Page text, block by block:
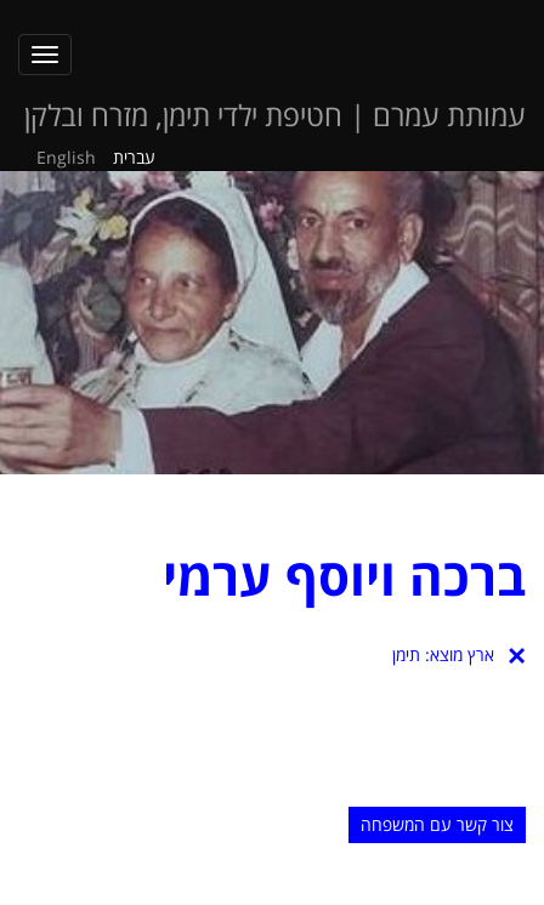
עמותת עמרם | חטיפת ילדי תימן, מזרח ובלקן
עברית English
ברכה ויוסף ערמי
ארץ מוצא: תימן
צור קשר עם המשפחה